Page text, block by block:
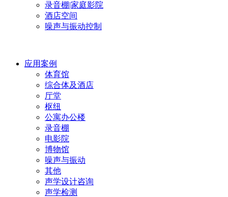
录音棚|家庭影院
酒店空间
噪声与振动控制
应用案例
体育馆
综合体及酒店
厅堂
枢纽
公寓办公楼
录音棚
电影院
博物馆
噪声与振动
其他
声学设计咨询
声学检测